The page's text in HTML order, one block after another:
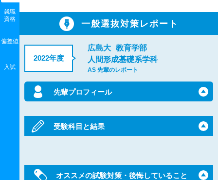
就職
資格
偏差値
入試
一般選抜対策レポート
2022年度
広島大 教育学部
人間形成基礎系学科
AS 先輩のレポート
先輩プロフィール
受験科目と結果
オススメの試験対策・後悔していること